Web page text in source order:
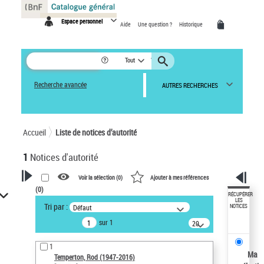
Espace personnel Aide Une question ? Historique
Tout
Recherche avancée AUTRES RECHERCHES
Accueil Liste de notices d’autorité
1 Notices d'autorité
VOTRE RECHERCHE
Recherche avancée dans les
notices d’autorité
Œuvres liées à l'auteur :
Temperton, Rod (1947-2016)
Voir la sélection (0) Ajouter à mes références
(0)
Tri par : Défaut
sur 1
20
résultats/page
1
Temperton, Rod (1947-2016)
RÉCUPÉRER
LES
NOTICES
Ma
Panneau de gestion des cookies